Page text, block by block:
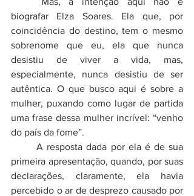
biografar Elza Soares. Ela que, por
coincidência do destino, tem o mesmo
sobrenome que eu, ela que nunca
desistiu de viver a vida, mas,
especialmente, nunca desistiu de ser
autêntica. O que busco aqui é sobre a
mulher, puxando como lugar de partida
uma frase dessa mulher incrível: “venho
do país da fome”.
	A resposta dada por ela é de sua
primeira apresentação, quando, por suas
declarações, claramente, ela havia
percebido o ar de desprezo causado por